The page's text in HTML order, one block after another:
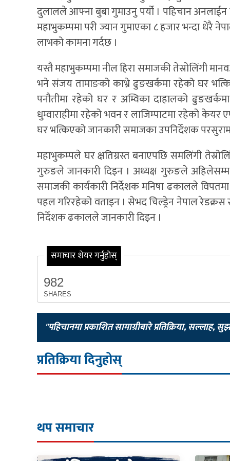
दुलालले आफ्ना बुबा गुमाउनु पर्यो । पहिचान
महाभुकम्पमा परी ज्यान गुमाएका ८ हजार भन्दा धेरै
लाभको कामना गर्दछ ।
यस्तै महाभुकम्पमा नील हिरा समाजकी तेस्रोलिंगी
भने संजय तामाङको काभ्रे ढुङखर्कमा रहेको घर
पनौतीमा रहेको घर र अम्विका दाहालको
धुम्वाराहीमा रहेको भवन र लाजिम्पाटमा रहेको
घर भत्किएको जानकारी समाजका उपनिर्देशक
महाभुकम्पले घर क्षतिग्रस्त बनाएपछि समलिंगी
गुरुङले जानकारी दिइन । अध्यक्ष गुरुङले
समाजकी कार्यकारी निर्देशक मनिषा ढकालले
पहल गरिरहेको वताइन । सेभद चिल्ड्रेन नेपाल रेडक्रस
निर्देशक ढकालले जानकारी दिइन ।
समाचार शेयर गर्नुहोस्
982
SHARES
"पहिचानमा प्रकाशित सामाग्रीबारे प्रतिक्रिया, सल्लाह,
प्रतिक्रिया दिनुहोस्
थप समाचार